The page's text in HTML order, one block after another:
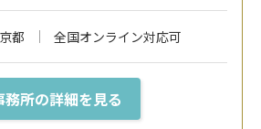
都 全国オンライン対応可
務所の詳細を見る